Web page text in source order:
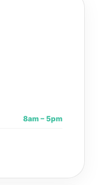
8am – 5pm